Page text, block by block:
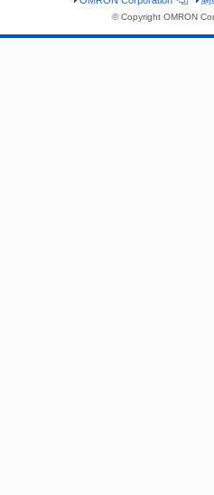
© Copyright OMRON